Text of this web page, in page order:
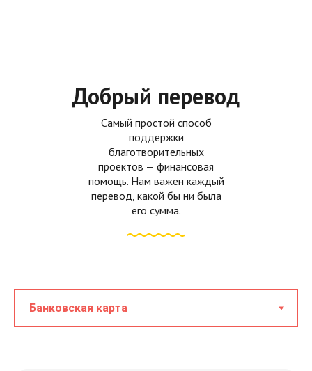
Самый простой способ
поддержки
благотворительных
проектов — финансовая
помощь. Нам важен каждый
перевод, какой бы ни была
его сумма.
Добрый перевод